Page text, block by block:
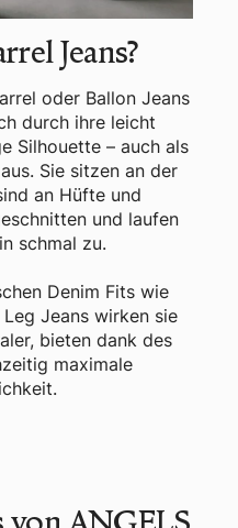
Jeans?
oder Ballon Jeans
durch ihre leicht
Silhouette – auch als
Sie sitzen an der
an Hüfte und
und laufen
schmal zu.
Denim Fits wie
Jeans wirken sie
bieten dank des
maximale